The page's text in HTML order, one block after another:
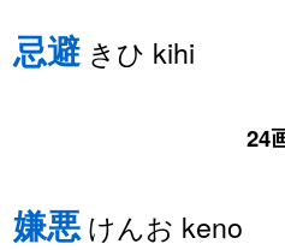
忌避きひ kihi
24
嫌悪 けんお keno